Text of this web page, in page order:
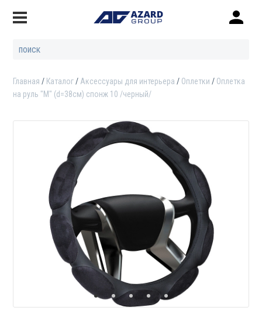
Главная Каталог Аксессуары для интерьера Оплетки
Оплетка
на руль "M" (d=38см) спонж 10 /черный/